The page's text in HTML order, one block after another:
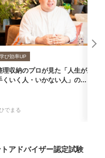
学び効率UP
理収納のプロが見た「人生が上
くいく人・いかない人」の...
でまる
アドバイザー認定試験